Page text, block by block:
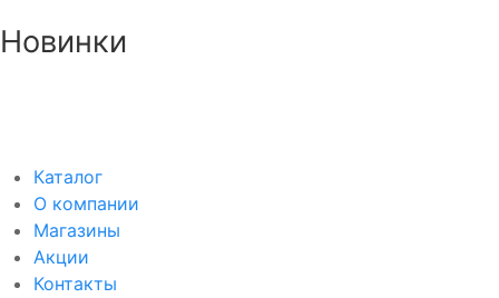
Новинки
Каталог
О компании
Магазины
Акции
Контакты